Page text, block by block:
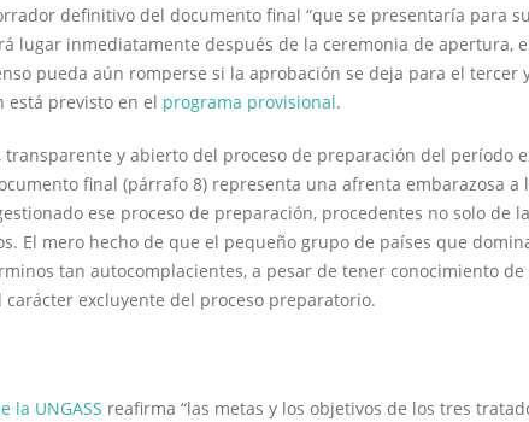
definitivo del documento final “que se presentaría para
lugar inmediatamente después de la ceremonia de apertura,
pueda aún romperse si la aprobación se deja para el tercer
está previsto en el programa provisional.
transparente y abierto del proceso de preparación del período
final (párrafo 8) representa una afrenta embarazosa a
ese proceso de preparación, procedentes no solo de
El mero hecho de que el pequeño grupo de países que
tan autocomplacientes, a pesar de tener conocimiento de
excluyente del proceso preparatorio.
UNGASS reafirma “las metas y los objetivos de los tres